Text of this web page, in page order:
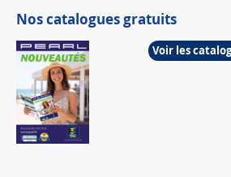
Nos catalogues gratuits
Voir les